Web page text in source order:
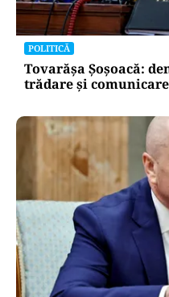
POLITICĂ
Tovarășa Șoșoacă:
trădare și